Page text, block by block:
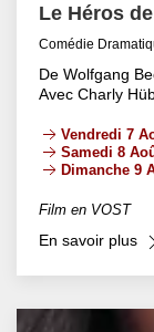
Le Héros
Comédie
De Wolfgang
Avec Charly
Vendredi 7
Samedi 8
Dimanche 9
Film en VOST
En savoir plus